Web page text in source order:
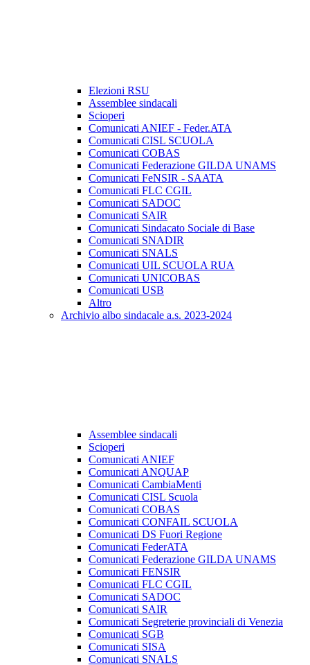
Elezioni RSU
Assemblee sindacali
Scioperi
Comunicati ANIEF - Feder.ATA
Comunicati CISL SCUOLA
Comunicati COBAS
Comunicati Federazione GILDA UNAMS
Comunicati FeNSIR - SAATA
Comunicati FLC CGIL
Comunicati SADOC
Comunicati SAIR
Comunicati Sindacato Sociale di Base
Comunicati SNADIR
Comunicati SNALS
Comunicati UIL SCUOLA RUA
Comunicati UNICOBAS
Comunicati USB
Altro
Archivio albo sindacale a.s. 2023-2024
Assemblee sindacali
Scioperi
Comunicati ANIEF
Comunicati ANQUAP
Comunicati CambiaMenti
Comunicati CISL Scuola
Comunicati COBAS
Comunicati CONFAIL SCUOLA
Comunicati DS Fuori Regione
Comunicati FederATA
Comunicati Federazione GILDA UNAMS
Comunicati FENSIR
Comunicati FLC CGIL
Comunicati SADOC
Comunicati SAIR
Comunicati Segreterie provinciali di Venezia
Comunicati SGB
Comunicati SISA
Comunicati SNALS